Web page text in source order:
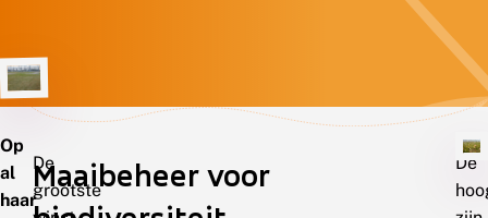
Op
al
haar
De
grootste
Maaibeheer voor
De